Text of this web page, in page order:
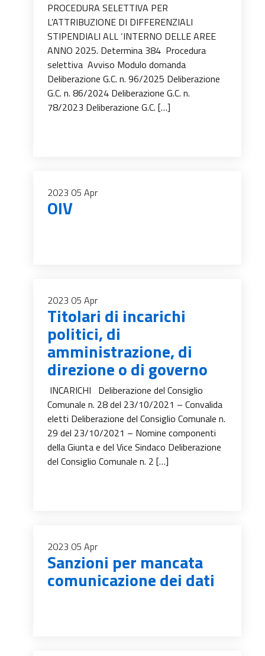
PROCEDURA SELETTIVA PER
L’ATTRIBUZIONE DI DIFFERENZIALI
STIPENDIALI ALL ‘INTERNO DELLE AREE
ANNO 2025. Determina 384 Procedura
selettiva Avviso Modulo domanda
Deliberazione G.C. n. 96/2025 Deliberazione
G.C. n. 86/2024 Deliberazione G.C. n.
78/2023 Deliberazione G.C. […]
2023 05 Apr
OIV
2023 05 Apr
Titolari di incarichi
politici, di
amministrazione, di
direzione o di governo
INCARICHI Deliberazione del Consiglio
Comunale n. 28 del 23/10/2021 – Convalida
eletti Deliberazione del Consiglio Comunale n.
29 del 23/10/2021 – Nomine componenti
della Giunta e del Vice Sindaco Deliberazione
del Consiglio Comunale n. 2 […]
2023 05 Apr
Sanzioni per mancata
comunicazione dei dati